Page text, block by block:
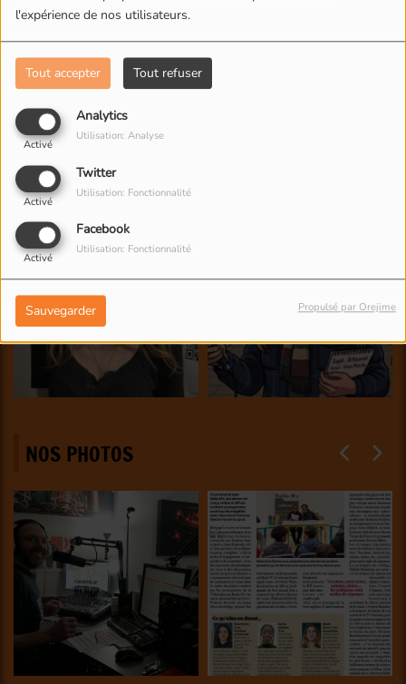
l'expérience de nos utilisateurs.
Tout accepter Tout refuser
Analytics
Activé
Utilisation: Analyse
Twitter
Activé
Utilisation: Fonctionnalité
Facebook
Activé
Utilisation: Fonctionnalité
Sauvegarder Propulsé par Orejime
NOS PHOTOS